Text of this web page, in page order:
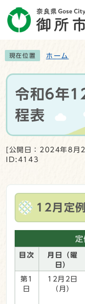
現在位置 ホーム
令和6年
程表
[公開日：2024年8月
ID:4143
12月定
目次
月日（曜
日）
第1
日
12月2日
（月）